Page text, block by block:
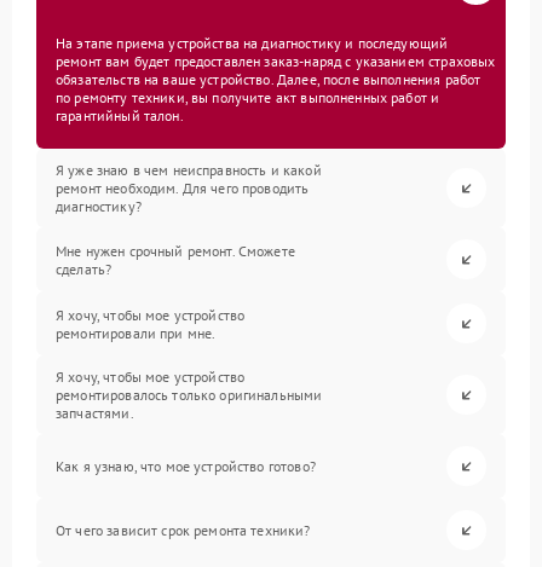
На этапе приема устройства на диагностику и последующий
ремонт вам будет предоставлен заказ-наряд с указанием страховых
обязательств на ваше устройство. Далее, после выполнения работ
по ремонту техники, вы получите акт выполненных работ и
гарантийный талон.
Я уже знаю в чем неисправность и какой
ремонт необходим. Для чего проводить
диагностику?
Мне нужен срочный ремонт. Сможете
сделать?
Я хочу, чтобы мое устройство
ремонтировали при мне.
Я хочу, чтобы мое устройство
ремонтировалось только оригинальными
запчастями.
Как я узнаю, что мое устройство готово?
От чего зависит срок ремонта техники?